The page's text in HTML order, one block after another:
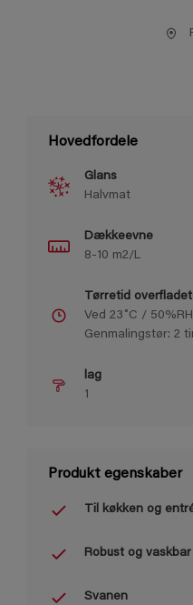
Hovedfordele
Glans
Halvmat
Dækkeevne
8-10 m2/L
Tørretid
Ved 23˚C /
Genmalingstør: 2
lag
1
Produkt egenskaber
Til køkken og
Robust og vaskbar
Svanen